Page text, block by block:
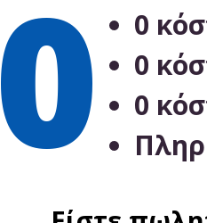
0
0
0
0